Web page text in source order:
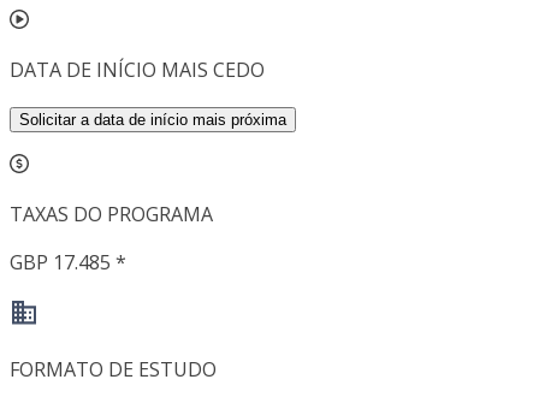
DATA DE INÍCIO MAIS CEDO
Solicitar a data de início mais próxima
TAXAS DO PROGRAMA
GBP 17.485 *
FORMATO DE ESTUDO